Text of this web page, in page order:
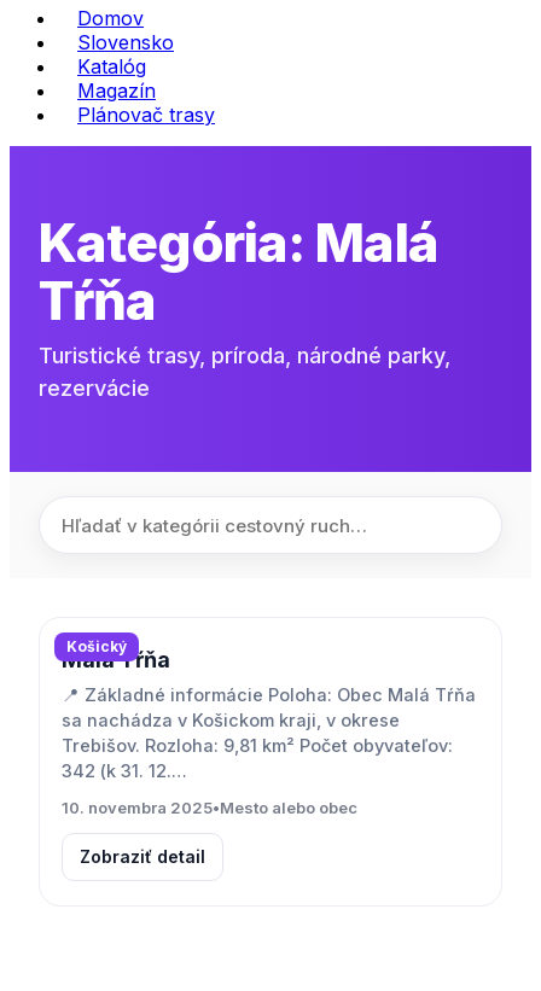
Domov
Slovensko
Katalóg
Magazín
Plánovač trasy
Kategória: Malá
Tŕňa
Turistické trasy, príroda, národné parky,
rezervácie
Košický
Malá Tŕňa
📍 Základné informácie Poloha: Obec Malá Tŕňa
sa nachádza v Košickom kraji, v okrese
Trebišov. Rozloha: 9,81 km² Počet obyvateľov:
342 (k 31. 12.…
10. novembra 2025•Mesto alebo obec
Zobraziť detail